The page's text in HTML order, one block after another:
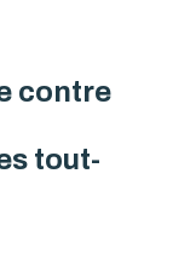
contre
tout-